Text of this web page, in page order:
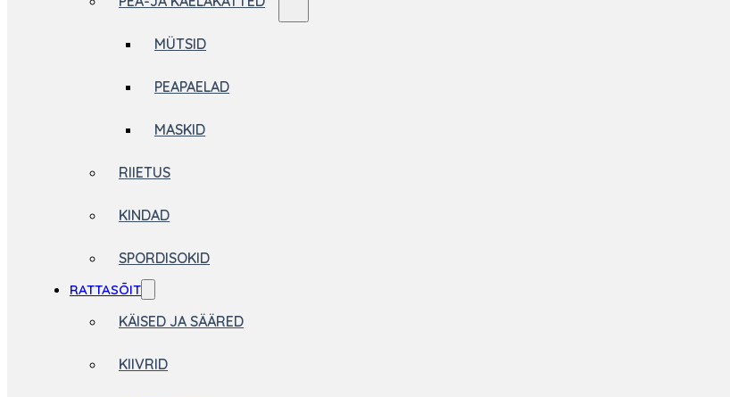
MÜTSID
PEAPAELAD
MASKID
RIIETUS
KINDAD
SPORDISOKID
RATTASÕIT
KÄISED JA SÄÄRED
KIIVRID